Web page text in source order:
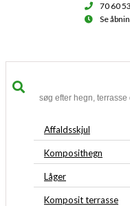
70 60
Se
Affaldsskjul
Komposithegn
Låger
Komposit terrasse